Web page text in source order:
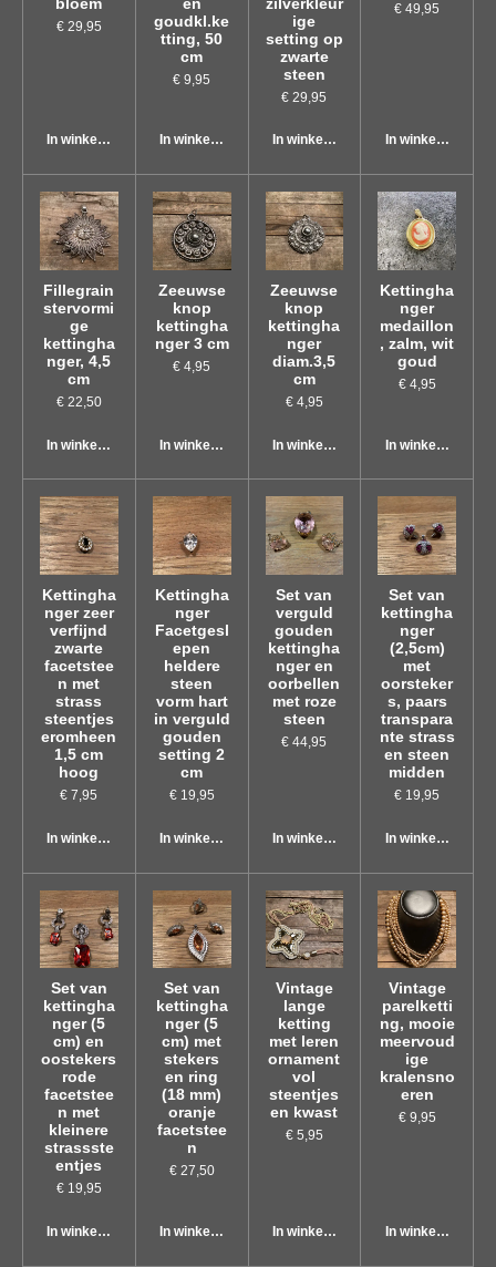
€ 29,95
In winkelwagen
goudkl.ke
tting, 50
cm
€ 9,95
In winkelwagen
ige
setting op
zwarte
steen
€ 29,95
In winkelwagen
€ 49,95
In winkelwagen
Fillegrain
stervormi
ge
kettingha
nger, 4,5
cm
€ 22,50
In winkelwagen
Zeeuwse
knop
kettingha
nger 3 cm
€ 4,95
In winkelwagen
Zeeuwse
knop
kettingha
nger
diam.3,5
cm
€ 4,95
In winkelwagen
Kettingha
nger
medaillon
, zalm, wit
goud
€ 4,95
In winkelwagen
Kettingha
nger zeer
verfijnd
zwarte
facetstee
n met
strass
steentjes
eromheen
1,5 cm
hoog
€ 7,95
In winkelwagen
Kettingha
nger
Facetgesl
epen
heldere
steen
vorm hart
in verguld
gouden
setting 2
cm
€ 19,95
In winkelwagen
Set van
verguld
gouden
kettingha
nger en
oorbellen
met roze
steen
€ 44,95
In winkelwagen
Set van
kettingha
nger
(2,5cm)
met
oorsteker
s, paars
transpara
nte strass
en steen
midden
€ 19,95
In winkelwagen
Set van
kettingha
nger (5
cm) en
oostekers
rode
facetstee
n met
kleinere
strassste
entjes
€ 19,95
In winkelwagen
Set van
kettingha
nger (5
cm) met
stekers
en ring
(18 mm)
oranje
facetstee
n
€ 27,50
In winkelwagen
Vintage
lange
ketting
met leren
ornament
vol
steentjes
en kwast
€ 5,95
In winkelwagen
Vintage
parelketti
ng, mooie
meervoud
ige
kralensno
eren
€ 9,95
In winkelwagen